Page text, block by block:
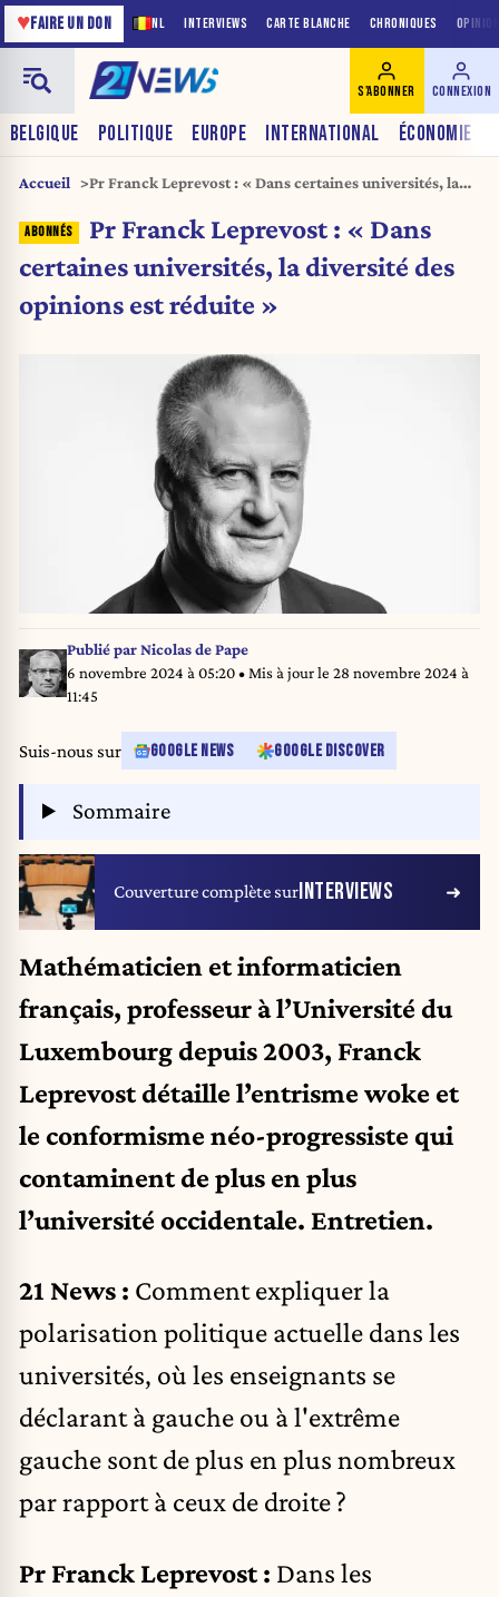
NL INTERVIEWS CARTE BLANCHE CHRONIQUES
♥FAIRE UN DON
BELGIQUE POLITIQUE EUROPE INTERNATIONAL ÉCONOMIE
S'ABONNER CONNEXION
Accueil
Pr Franck Leprevost : « Dans certaines universités, la
Pr Franck Leprevost : « Dans
certaines universités, la diversité des
opinions est réduite »
Publié parNicolas de Pape
6 novembre 2024 à 05:20• Mis à jour le 28 novembre 2024 à
11:45
Suis-nous sur GOOGLE NEWS GOOGLE DISCOVER
Sommaire
Couverture complète surINTERVIEWS
Mathématicien et informaticien
français, professeur à l’Université du
Luxembourg depuis 2003, Franck
Leprevost détaille l’entrisme woke et
le conformisme néo-progressiste qui
contaminent de plus en plus
l’université occidentale. Entretien.
21 News : Comment expliquer la
polarisation politique actuelle dans les
universités, où les enseignants se
déclarant à gauche ou à l'extrême
gauche sont de plus en plus nombreux
par rapport à ceux de droite ?
Pr Franck Leprevost : Dans les